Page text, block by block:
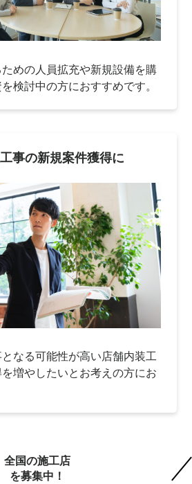
めの人員拡充や新規設備を購
検討中の方におすすめです。
事の新規案件獲得に
なる可能性が高い店舗内装工
増やしたいとお考えの方にお
全国の施工店
を募集中！